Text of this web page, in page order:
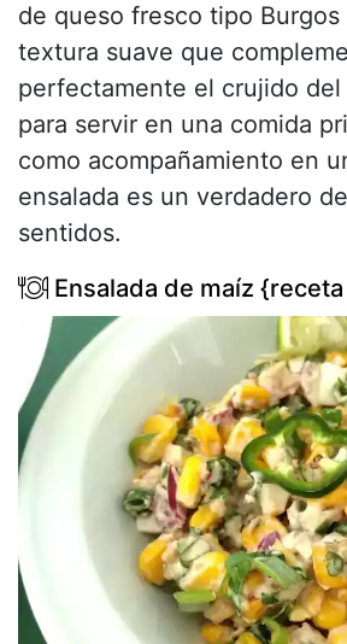
de queso fresco tipo Burgos
textura suave que
perfectamente el crujido del
para servir en una comida
como acompañamiento en
ensalada es un verdadero
sentidos.
Ensalada de maíz